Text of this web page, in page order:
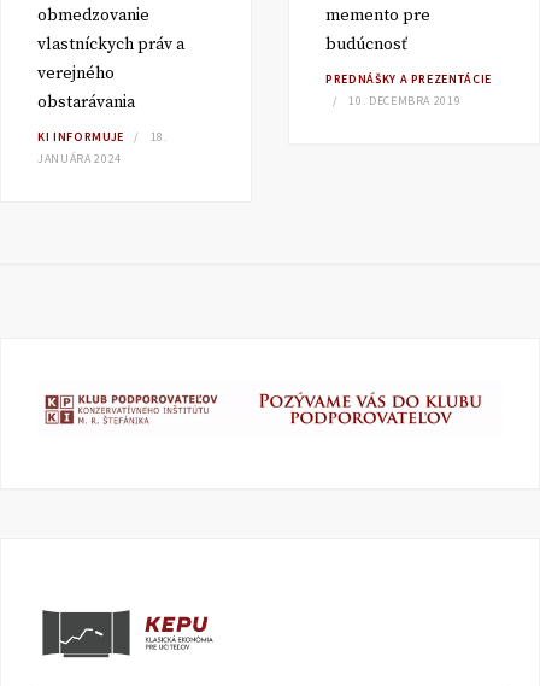
obmedzovanie
vlastníckych práv a
verejného
obstarávania
KI INFORMUJE
18.
JANUÁRA 2024
memento pre
budúcnosť
PREDNÁŠKY A PREZENTÁCIE
10. DECEMBRA 2019